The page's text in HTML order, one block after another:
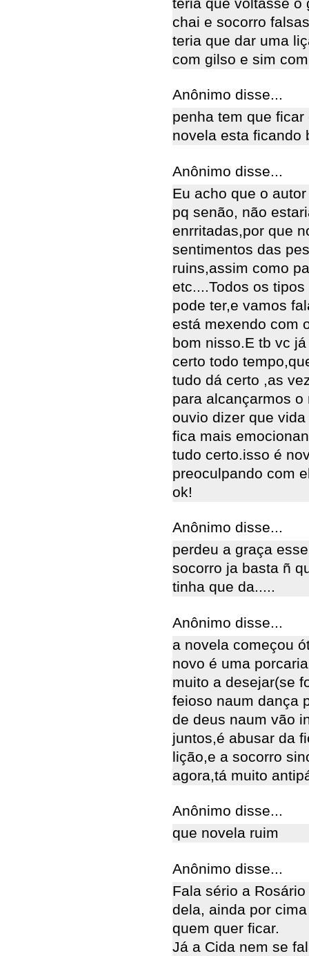
teria que voltasse o
chai e socorro
teria que dar uma
com gilso e sim
Anônimo disse...
penha tem que
novela esta ficando
Anônimo disse...
Eu acho que o
pq senão, não
enrritadas,por que
sentimentos das
ruins,assim como
etc....Todos os
pode ter,e vamos
está mexendo com
bom nisso.E tb vc
certo todo
tudo dá certo ,as
para alcançarmos
ouvio dizer que
fica mais
tudo certo.isso é
preoculpando com
ok!
Anônimo disse...
perdeu a graça
socorro ja basta ñ
tinha que da.....
Anônimo disse...
a novela começou
novo é uma
muito a desejar(se
feioso naum dança
de deus naum vão
juntos,é abusar da
lição,e a socorro
agora,tá muito
Anônimo disse...
que novela ruim
Anônimo disse...
Fala sério a
dela, ainda por
quem quer ficar.
Já a Cida nem se